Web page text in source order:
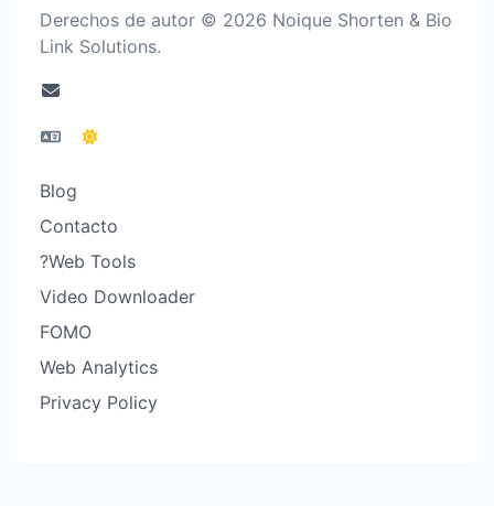
Derechos de autor © 2026 Noique Shorten & Bio
Link Solutions.
Blog
Contacto
?Web Tools
Video Downloader
FOMO
Web Analytics
Privacy Policy